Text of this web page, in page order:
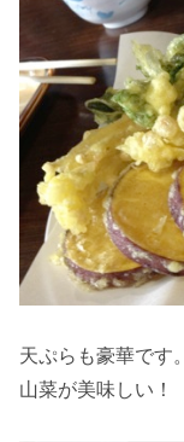
天ぷらも豪華です。
山菜が美味しい！